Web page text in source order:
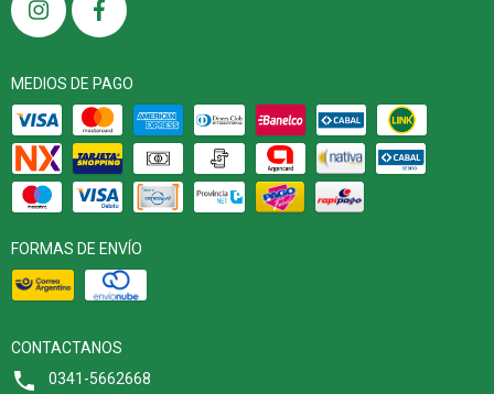
MEDIOS DE PAGO
FORMAS DE ENVÍO
CONTACTANOS
0341-5662668